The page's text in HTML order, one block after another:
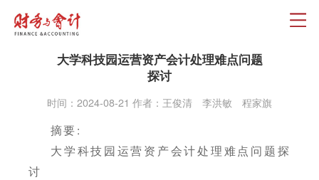
大学科技园运营资产会计处理难点问题
探讨
时间：2024-08-21 作者：王俊清 李洪敏 程家旗
摘要:
大学科技园运营资产会计处理难点问题探
讨